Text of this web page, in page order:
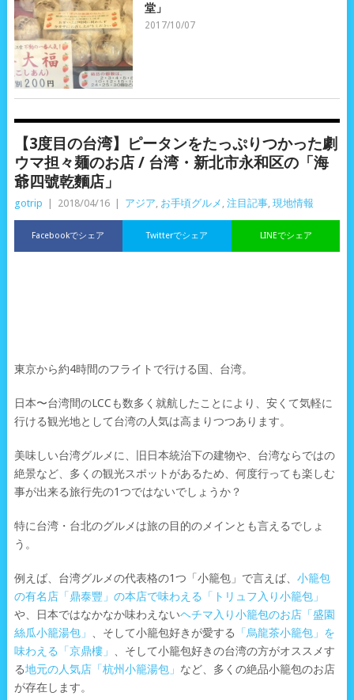
堂」
2017/10/07
【3度目の台湾】ピータンをたっぷりつかった劇
ウマ担々麺のお店 / 台湾・新北市永和区の「海
爺四號乾麵店」
gotrip | 2018/04/16 | アジア お手頃グルメ 注目記事, 現地情報
Facebookでシェア LINEでシェア
Twitterでシェア
東京から約4時間のフライトで行ける国、台湾。
日本〜台湾間のLCCも数多く就航したことにより、安くて気軽に
行ける観光地として台湾の人気は高まりつつあります。
美味しい台湾グルメに、旧日本統治下の建物や、台湾ならではの
絶景など、多くの観光スポットがあるため、何度行っても楽しむ
事が出来る旅行先の1つではないでしょうか？
特に台湾・台北のグルメは旅の目的のメインとも言えるでしょ
う。
例えば、台湾グルメの代表格の1つ「小籠包」で言えば、 小籠包
の有名店「鼎泰豐」の本店で味わえる「トリュフ入り小籠包」
や、日本ではなかなか味わえないヘチマ入り小籠包のお店「盛園
絲瓜小籠湯包」
、そして小籠包好きが愛する 「烏龍茶小籠包」を
味わえる「京鼎樓」
、そして小籠包好きの台湾の方がオススメす
る地元の人気店「杭州小籠湯包」 など、多くの絶品小籠包のお店
が存在します。